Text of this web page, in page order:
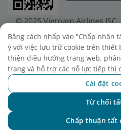
© 2025 Vietnam Airlines JSC
Tổng công ty Hàng không
Nguyễn Sơn, Phường Bồ Đề,
Điện thoại: (+84-24)
38722375
Giấy chứng nhận đăng ký
doanh nghiệp
30/6/2010, đăng ký
24/7/2025, cấp bởi Sở Tài
Bằng cách nhấp vào "Chấp nhận
ý với việc lưu trữ cookie trên thiết
thiện điều hướng trang web,
trang và hỗ trợ các nỗ lực tiếp thị
Cài đặt
Từ chối
Chấp thuận tất